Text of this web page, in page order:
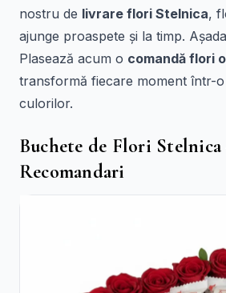
nostru de livrare flori Stelnica,
ajunge proaspete și la timp.
Plasează acum o comandă flori
transformă fiecare moment într-
culorilor.
Buchete de Flori Stelnica
Recomandari